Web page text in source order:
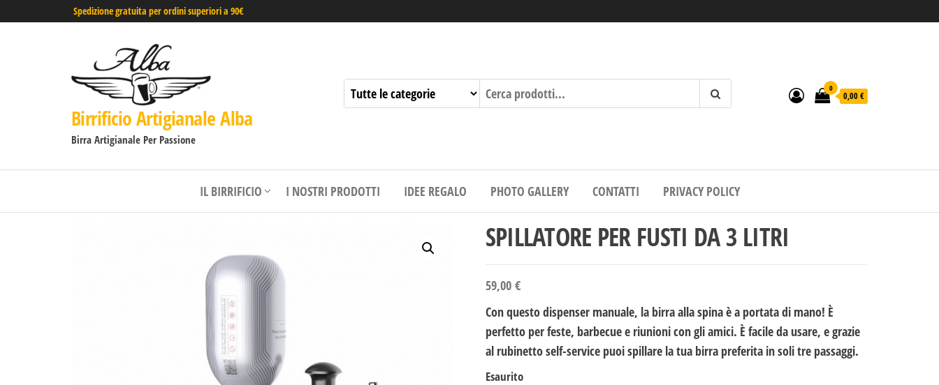
Spedizione gratuita per ordini superiori a 90€
Birrificio Artigianale Alba
Birra Artigianale Per Passione
0
0,00 €
IL BIRRIFICIO I NOSTRI PRODOTTI IDEE REGALO PHOTO GALLERY CONTATTI PRIVACY POLICY
SPILLATORE PER FUSTI DA 3 LITRI
59,00 €
Con questo dispenser manuale, la birra alla spina è a portata di mano! È
perfetto per feste, barbecue e riunioni con gli amici. È facile da usare, e grazie
al rubinetto self-service puoi spillare la tua birra preferita in soli tre passaggi.
Esaurito